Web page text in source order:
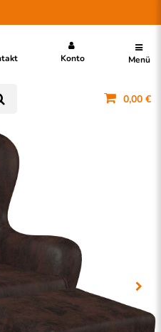
Menü
Konto
0,00 €